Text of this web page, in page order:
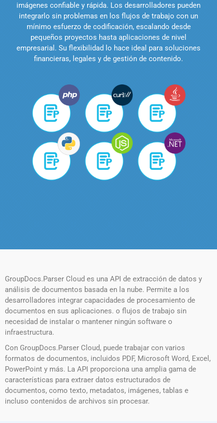
imágenes confiable y rápida. Los desarrolladores pueden
integrarlo sin problemas en los flujos de trabajo con un
mínimo esfuerzo de codificación, escalando desde
pequeños proyectos hasta aplicaciones de nivel
empresarial. Su flexibilidad lo hace ideal para soluciones
financieras, legales y de gestión de contenido.
GroupDocs.Parser Cloud es una API de extracción de datos y
análisis de documentos basada en la nube. Permite a los
desarrolladores integrar capacidades de procesamiento de
documentos en sus aplicaciones. o flujos de trabajo sin
necesidad de instalar o mantener ningún software o
infraestructura.
Con GroupDocs.Parser Cloud, puede trabajar con varios
formatos de documentos, incluidos PDF, Microsoft Word, Excel,
PowerPoint y más. La API proporciona una amplia gama de
características para extraer datos estructurados de
documentos, como texto, metadatos, imágenes, tablas e
incluso contenidos de archivos sin procesar.